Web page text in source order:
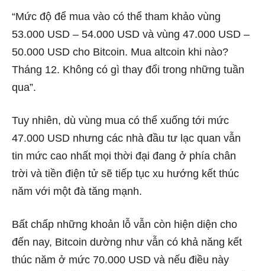
“Mức độ để mua vào có thể tham khảo vùng
53.000 USD – 54.000 USD và vùng 47.000 USD –
50.000 USD cho Bitcoin. Mua altcoin khi nào?
Tháng 12. Không có gì thay đổi trong những tuần
qua”.
Tuy nhiên, dù vùng mua có thể xuống tới mức
47.000 USD nhưng các nhà đầu tư lạc quan vẫn
tin mức cao nhất mọi thời đại đang ở phía chân
trời và tiền điện tử sẽ tiếp tục xu hướng kết thúc
năm với một đà tăng mạnh.
Bất chấp những khoản lỗ vẫn còn hiện diện cho
đến nay, Bitcoin dường như vẫn có khả năng kết
thúc năm ở mức 70.000 USD và nếu điều này